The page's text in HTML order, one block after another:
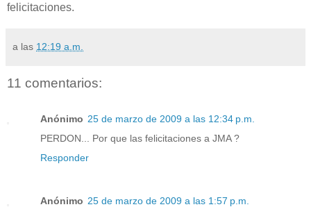
felicitaciones.
a las 12:19 a.m.
11 comentarios:
Anónimo 25 de marzo de 2009 a las 12:34 p.m.
PERDON... Por que las felicitaciones a JMA ?
Responder
Anónimo 25 de marzo de 2009 a las 1:57 p.m.